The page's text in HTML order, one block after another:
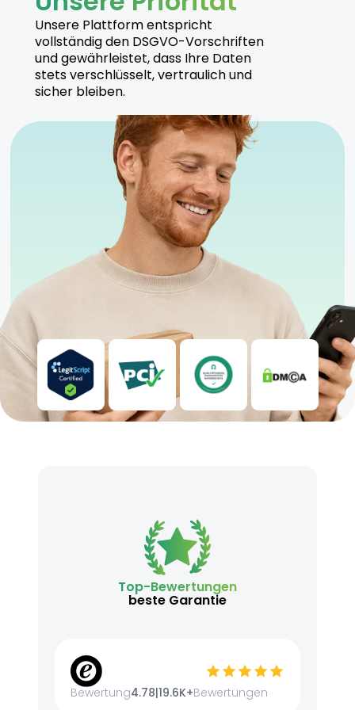
Hersteller
Cannamedical produziert Blueberry Headband
unter höchsten Qualitätsstandards, um eine sichere
und zuverlässige Anwendung zu gewährleisten.
Sicherheitshinweise
Kühl und trocken lagern
Für moderate und erfahrene Nutzer geeignet
Anwendung unter ärztlicher Aufsicht empfohlen
Unsere Plattform entspricht
vollständig den DSGVO-Vorschriften
und gewährleistet, dass Ihre Daten
stets verschlüsselt, vertraulich und
sicher bleiben.
Top-Bewertungen
beste Garantie
Bewertung4.78|19.6K+Bewertungen